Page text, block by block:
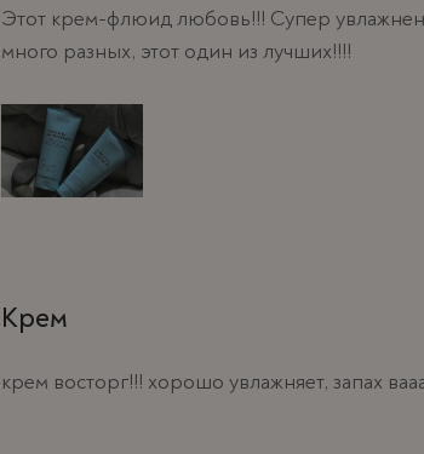
Этот крем-флюид любовь!!! Супер
много разных, этот один из лучших!!!!
Крем
крем восторг!!! хорошо увлажняет, запах